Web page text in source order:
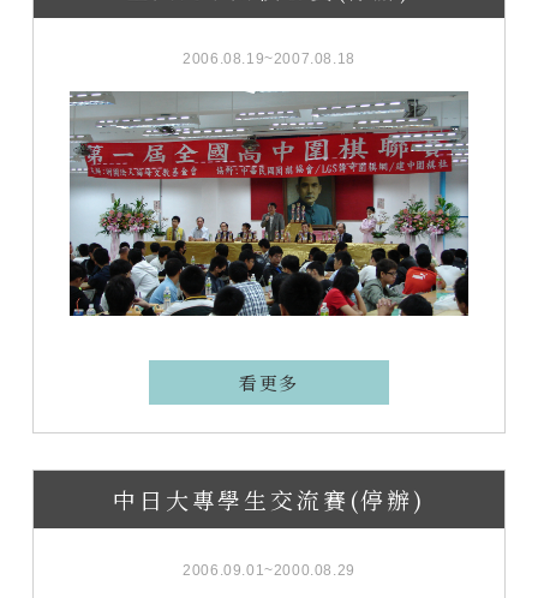
2006.08.19~2007.08.18
看更多
中日大專學生交流賽(停辦)
2006.09.01~2000.08.29